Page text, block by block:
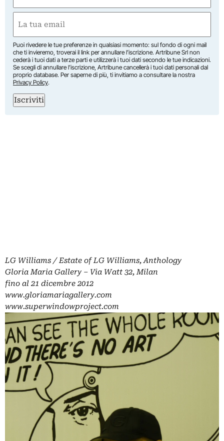
(Obbligatorio)
Puoi rivedere le tue preferenze in qualsiasi momento: sul fondo di ogni mail
che ti invieremo, troverai il link per annullare l’iscrizione. Artribune Srl non
cederà i tuoi dati a terze parti e utilizzerà i tuoi dati secondo le tue indicazioni.
Se scegli di annullare l’iscrizione, Artribune cancellerà i tuoi dati personali dal
proprio database. Per saperne di più, ti invitiamo a consultare la nostra
Privacy Policy.
Iscriviti
LG Williams / Estate of LG Williams, Anthology
Gloria Maria Gallery – Via Watt 32, Milan
fino al 21 dicembre 2012
www.gloriamariagallery.com
www.superwindowproject.com